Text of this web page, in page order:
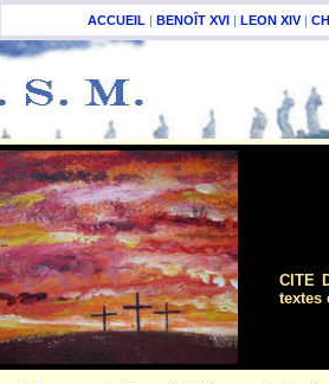
ACCUEIL | BENOÎT XVI | LEON XIV|
CITE
textes